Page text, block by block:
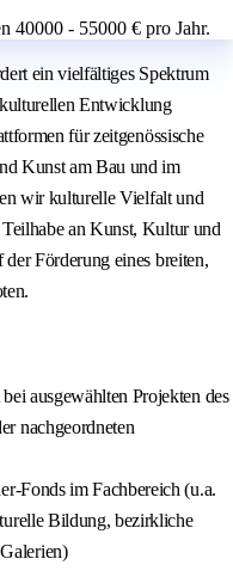
40000 - 55000 € pro Jahr.
ein vielfältiges Spektrum
Entwicklung
für zeitgenössische
Kunst am Bau und im
wir kulturelle Vielfalt und
an Kunst, Kultur und
Förderung eines breiten,
ausgewählten Projekten des
nachgeordneten
Fonds im Fachbereich (u.a.
Bildung, bezirkliche